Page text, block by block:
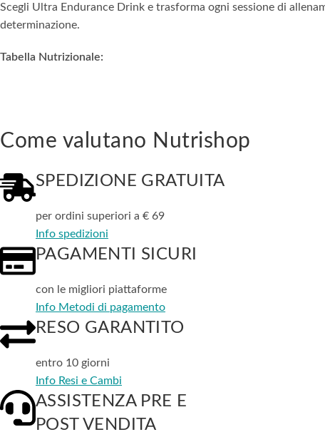
Scegli Ultra Endurance Drink e trasforma ogni sessione di
determinazione.
Tabella Nutrizionale:
Come valutano Nutrishop
SPEDIZIONE GRATUITA
per ordini superiori a € 69
Info spedizioni
PAGAMENTI SICURI
con le migliori piattaforme
Info Metodi di pagamento
RESO GARANTITO
entro 10 giorni
Info Resi e Cambi
ASSISTENZA PRE E
POST VENDITA